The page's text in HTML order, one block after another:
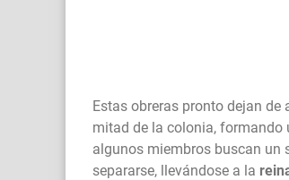
Estas obreras pronto dejan
mitad de la colonia, formando
algunos miembros buscan un
separarse, llevándose a la